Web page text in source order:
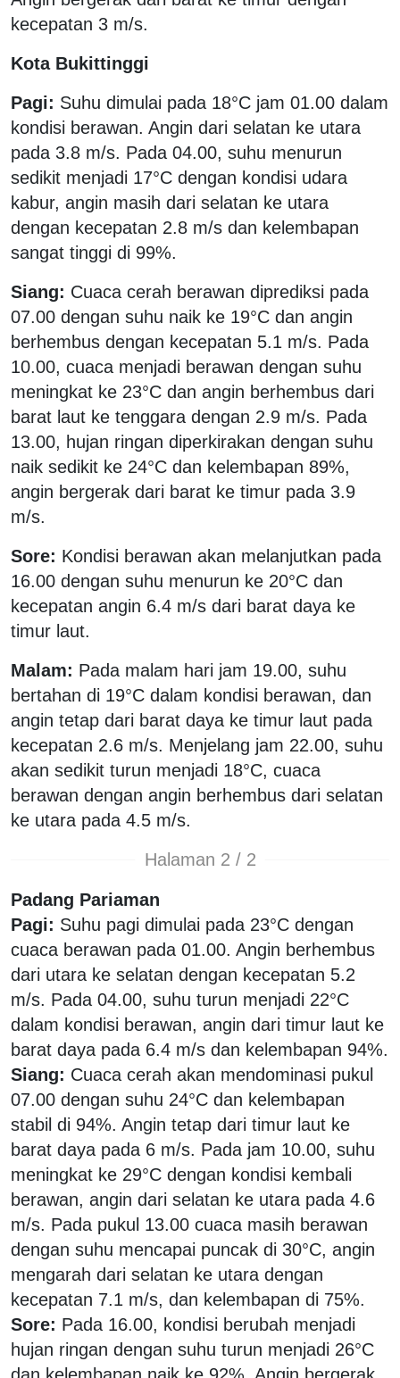
kecepatan 3 m/s.
Kota Bukittinggi
Pagi: Suhu dimulai pada 18°C jam 01.00 dalam
kondisi berawan. Angin dari selatan ke utara
pada 3.8 m/s. Pada 04.00, suhu menurun
sedikit menjadi 17°C dengan kondisi udara
kabur, angin masih dari selatan ke utara
dengan kecepatan 2.8 m/s dan kelembapan
sangat tinggi di 99%.
Siang: Cuaca cerah berawan diprediksi pada
07.00 dengan suhu naik ke 19°C dan angin
berhembus dengan kecepatan 5.1 m/s. Pada
10.00, cuaca menjadi berawan dengan suhu
meningkat ke 23°C dan angin berhembus dari
barat laut ke tenggara dengan 2.9 m/s. Pada
13.00, hujan ringan diperkirakan dengan suhu
naik sedikit ke 24°C dan kelembapan 89%,
angin bergerak dari barat ke timur pada 3.9
m/s.
Sore: Kondisi berawan akan melanjutkan pada
16.00 dengan suhu menurun ke 20°C dan
kecepatan angin 6.4 m/s dari barat daya ke
timur laut.
Malam: Pada malam hari jam 19.00, suhu
bertahan di 19°C dalam kondisi berawan, dan
angin tetap dari barat daya ke timur laut pada
kecepatan 2.6 m/s. Menjelang jam 22.00, suhu
akan sedikit turun menjadi 18°C, cuaca
berawan dengan angin berhembus dari selatan
ke utara pada 4.5 m/s.
Halaman 2 / 2
Padang Pariaman
Pagi: Suhu pagi dimulai pada 23°C dengan
cuaca berawan pada 01.00. Angin berhembus
dari utara ke selatan dengan kecepatan 5.2
m/s. Pada 04.00, suhu turun menjadi 22°C
dalam kondisi berawan, angin dari timur laut ke
barat daya pada 6.4 m/s dan kelembapan 94%.
Siang: Cuaca cerah akan mendominasi pukul
07.00 dengan suhu 24°C dan kelembapan
stabil di 94%. Angin tetap dari timur laut ke
barat daya pada 6 m/s. Pada jam 10.00, suhu
meningkat ke 29°C dengan kondisi kembali
berawan, angin dari selatan ke utara pada 4.6
m/s. Pada pukul 13.00 cuaca masih berawan
dengan suhu mencapai puncak di 30°C, angin
mengarah dari selatan ke utara dengan
kecepatan 7.1 m/s, dan kelembapan di 75%.
Sore: Pada 16.00, kondisi berubah menjadi
hujan ringan dengan suhu turun menjadi 26°C